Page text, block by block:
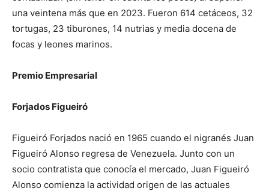
una veintena más que en 2023. Fueron 614 cetáceos, 32
tortugas, 23 tiburones, 14 nutrias y media docena de
focas y leones marinos.
Premio Empresarial
Forjados Figueiró
Figueiró Forjados nació en 1965 cuando el nigranés Juan
Figueiró Alonso regresa de Venezuela. Junto con un
socio contratista que conocía el mercado, Juan Figueiró
Alonso comienza la actividad origen de las actuales